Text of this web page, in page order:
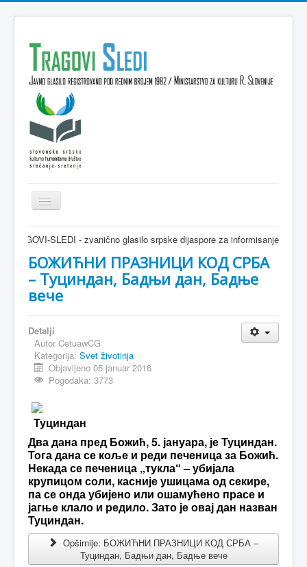
Isključi
navigaciju
Domov
VESTI
KULTURA
INTERVJU
MAGAZIN
FELJTON
SPORT
IMPRESUM
SLEDI - zvanično glasilo srpske dijaspore za informisanje
БОЖИЋНИ ПРАЗНИЦИ КОД СРБА
– Туциндан, Бадњи дан, Бадње
вече
Detalji
Autor CetuawCG
Kategorija: Svet životinja
Objavljeno 05 januar 2016
Pogodaka: 3773
Туциндан
Два дана пред Божић, 5. јануара, је Туциндан.
Тога дана се коље и реди печеница за Божић.
Некада се печеница „тукла“ – убијала
крупицом соли, касније ушицама од секире,
па се онда убијено или ошамућено прасе и
јагње клало и редило. Зато је овај дан назван
Туциндан.
Opširnije: БОЖИЋНИ ПРАЗНИЦИ КОД СРБА –
Туциндан, Бадњи дан, Бадње вече